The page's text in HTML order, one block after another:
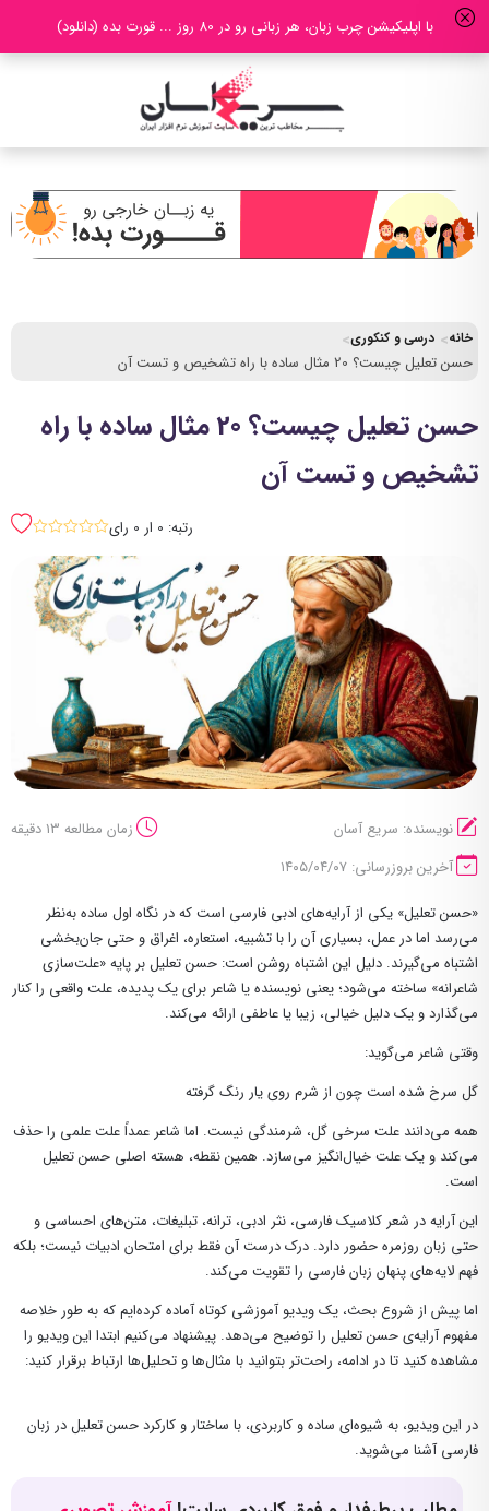
با اپلیکیشن چرب زبان، هر زبانی رو در 80 روز ... قورت بده (دانلود)
خانه درسی و کنکوری
حسن تعلیل چیست؟ 20 مثال ساده با راه تشخیص و تست آن
حسن تعلیل چیست؟ 20 مثال ساده با راه
تشخیص و تست آن
رتبه: 0 ار 0 رای sssss
نویسنده: سریع آسان
زمان مطالعه 13 دقیقه
آخرین بروزرسانی: ۱۴۰۵/۰۴/۰۷
«حسن تعلیل» یکی از آرایه‌های ادبی فارسی است که در نگاه اول ساده به‌نظر
می‌رسد اما در عمل، بسیاری آن را با تشبیه، استعاره، اغراق و حتی جان‌بخشی
اشتباه می‌گیرند. دلیل این اشتباه روشن است: حسن تعلیل بر پایه «علت‌سازی
شاعرانه» ساخته می‌شود؛ یعنی نویسنده یا شاعر برای یک پدیده، علت واقعی را کنار
می‌گذارد و یک دلیل خیالی، زیبا یا عاطفی ارائه می‌کند.
وقتی شاعر می‌گوید:
گل سرخ شده است چون از شرم روی یار رنگ گرفته
همه می‌دانند علت سرخی گل، شرمندگی نیست. اما شاعر عمداً علت علمی را حذف
می‌کند و یک علت خیال‌انگیز می‌سازد. همین نقطه، هسته اصلی حسن تعلیل
است.
این آرایه در شعر کلاسیک فارسی، نثر ادبی، ترانه، تبلیغات، متن‌های احساسی و
حتی زبان روزمره حضور دارد. درک درست آن فقط برای امتحان ادبیات نیست؛ بلکه
فهم لایه‌های پنهان زبان فارسی را تقویت می‌کند.
اما پیش از شروع بحث، یک ویدیو آموزشی کوتاه آماده کرده‌ایم که به طور خلاصه
مفهوم آرایه‌ی حسن تعلیل را توضیح می‌دهد. پیشنهاد می‌کنیم ابتدا این ویدیو را
مشاهده کنید تا در ادامه، راحت‌تر بتوانید با مثال‌ها و تحلیل‌ها ارتباط برقرار کنید:
در این ویدیو، به شیوه‌ای ساده و کاربردی، با ساختار و کارکرد حسن تعلیل در زبان
فارسی آشنا می‌شوید.